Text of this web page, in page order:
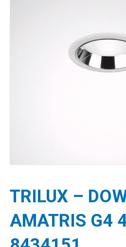
BROSSÉ
251,00€
TRILUX –
AMATRIS G4